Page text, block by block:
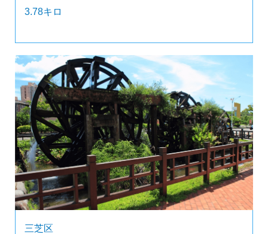
3.78キロ
三芝区